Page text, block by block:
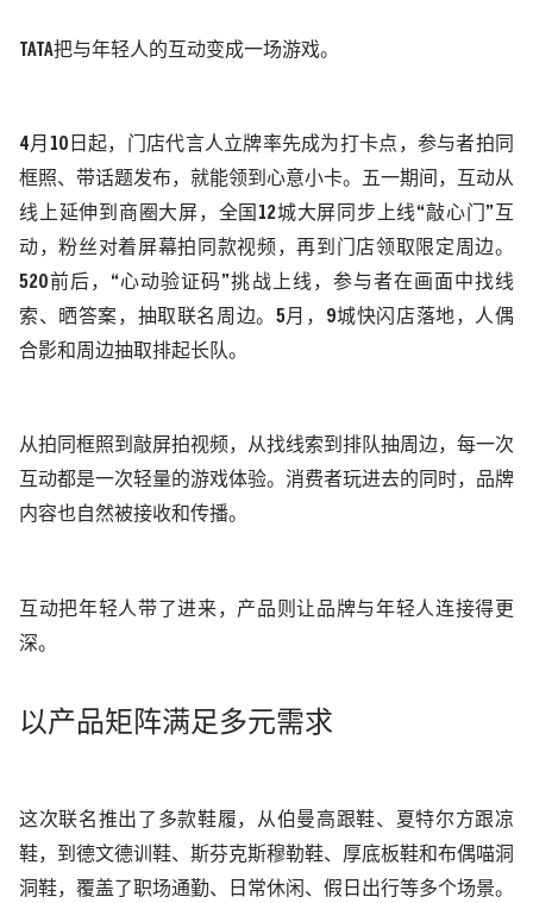
TATA把与年轻人的互动变成一场游戏。
4月10日起，门店代言人立牌率先成为打卡点， 参与者拍同
框照、带话题发布，就能领到心意小卡。五一期间，互动从
线上延伸到商圈大屏 ， 全国 12城大屏同步上线“敲心门”互
动，粉丝对着屏幕拍同款视频，再到门店领取限定周边。
520前后，“心动验证码”挑战上线， 参与者在画面中找线
索、晒答案，抽取联名周边。 5月，9城快闪店落地，人偶
合影和周边抽取排起长队。
从拍同框照到敲屏拍视频，从找线索到排队抽周边，每一次
互动都是一次轻量的游戏体验。 消费者玩进去的同时，品牌
内容也自然被接收和传播。
互动把年轻人带了进来，产品则让 品牌与年轻人 连接得更
深。
以产品矩阵满足多元需求
这次联名推出了 多款鞋履，
从伯曼高跟鞋、夏特尔方跟凉
鞋，到德文德训鞋、斯芬克斯穆勒鞋、厚底板鞋和布偶喵洞
洞鞋，覆盖了职场通勤、日常休闲、假日出行等多个场景。